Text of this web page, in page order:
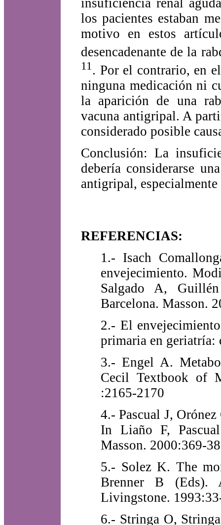
los pacientes estaban
motivo en estos
desencadenante de la
11 . Por el contrario, en
ninguna medicación ni
la aparición de una
vacuna antigripal. A
considerado posible
Conclusión: La
debería considerarse
antigripal,
REFERENCIAS:
1.- Isach
envejecimiento.
Salgado A,
Barcelona. Masson.
2.- El
primaria en
3.- Engel A.
Cecil Textbook of
:2165-2170
4.- Pascual J,
In Liaño F,
Masson. 2000:369-
5.- Solez K. The
Brenner B (Eds).
Livingstone.
6.- Stringa O,